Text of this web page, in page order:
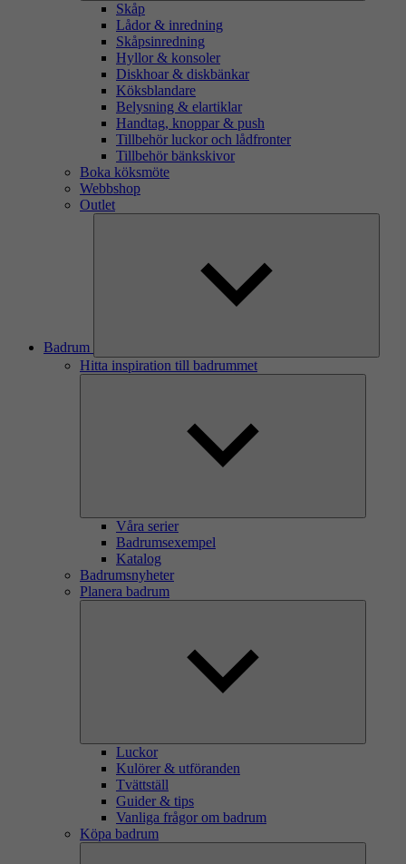
Skåp
Lådor & inredning
Skåpsinredning
Hyllor & konsoler
Diskhoar & diskbänkar
Köksblandare
Belysning & elartiklar
Handtag, knoppar & push
Tillbehör luckor och lådfronter
Tillbehör bänkskivor
Boka köksmöte
Webbshop
Outlet
Badrum
Hitta inspiration till badrummet
Våra serier
Badrumsexempel
Katalog
Badrumsnyheter
Planera badrum
Luckor
Kulörer & utföranden
Tvättställ
Guider & tips
Vanliga frågor om badrum
Köpa badrum